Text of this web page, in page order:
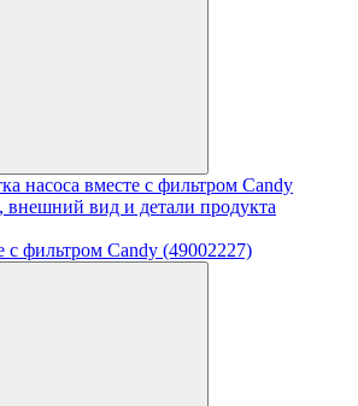
с фильтром Candy (49002227)